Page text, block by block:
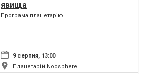
явища
Програма планетарію
9 серпня, 13:00
Планетарій Noosphere